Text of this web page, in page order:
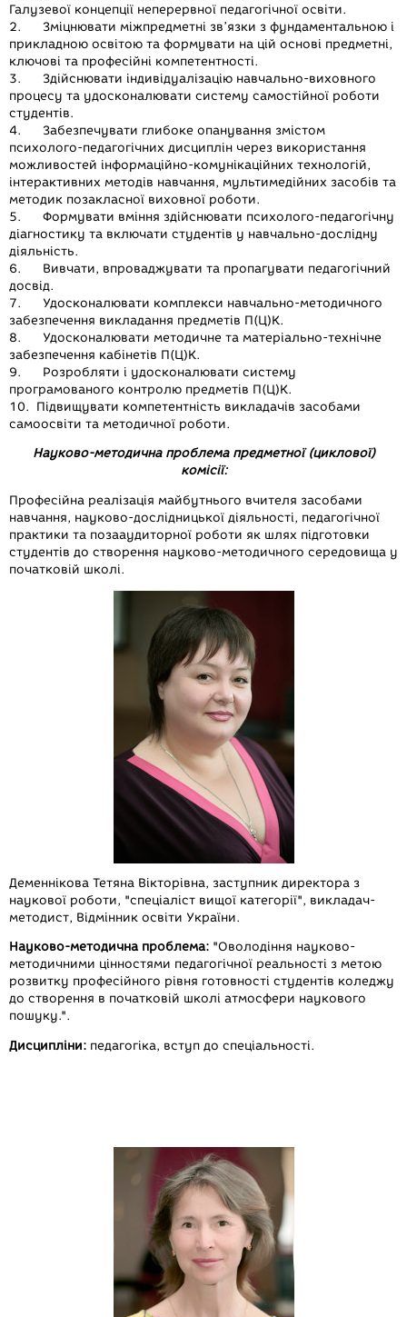
Галузевої концепції неперервної педагогічної освіти.
2. Зміцнювати міжпредметні зв’язки з фундаментальною і
прикладною освітою та формувати на цій основі предметні,
ключові та професійні компетентності.
3. Здійснювати індивідуалізацію навчально-виховного
процесу та удосконалювати систему самостійної роботи
студентів.
4. Забезпечувати глибоке опанування змістом
психолого-педагогічних дисциплін через використання
можливостей інформаційно-комунікаційних технологій,
інтерактивних методів навчання, мультимедійних засобів та
методик позакласної виховної роботи.
5. Формувати вміння здійснювати психолого-педагогічну
діагностику та включати студентів у навчально-дослідну
діяльність.
6. Вивчати, впроваджувати та пропагувати педагогічний
досвід.
7. Удосконалювати комплекси навчально-методичного
забезпечення викладання предметів П(Ц)К.
8. Удосконалювати методичне та матеріально-технічне
забезпечення кабінетів П(Ц)К.
9. Розробляти і удосконалювати систему
програмованого контролю предметів П(Ц)К.
10. Підвищувати компетентність викладачів засобами
самоосвіти та методичної роботи.
Науково-методична проблема предметної (циклової)
комісії:
Професійна реалізація майбутнього вчителя засобами
навчання, науково-дослідницької діяльності, педагогічної
практики та позааудиторної роботи як шлях підготовки
студентів до створення науково-методичного середовища у
початковій школі.
Деменнікова Тетяна Вікторівна, заступник директора з
наукової роботи, "спеціаліст вищої категорії", викладач-
методист, Відмінник освіти України.
Науково-методична проблема: "Оволодіння науково-
методичними цінностями педагогічної реальності з метою
розвитку професійного рівня готовності студентів коледжу
до створення в початковій школі атмосфери наукового
пошуку.".
Дисципліни: педагогіка, вступ до спеціальності.